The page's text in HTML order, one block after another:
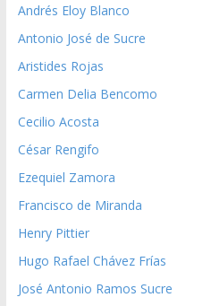
Andrés Eloy Blanco
Antonio José de Sucre
Aristides Rojas
Carmen Delia Bencomo
Cecilio Acosta
César Rengifo
Ezequiel Zamora
Francisco de Miranda
Henry Pittier
Hugo Rafael Chávez Frías
José Antonio Ramos Sucre